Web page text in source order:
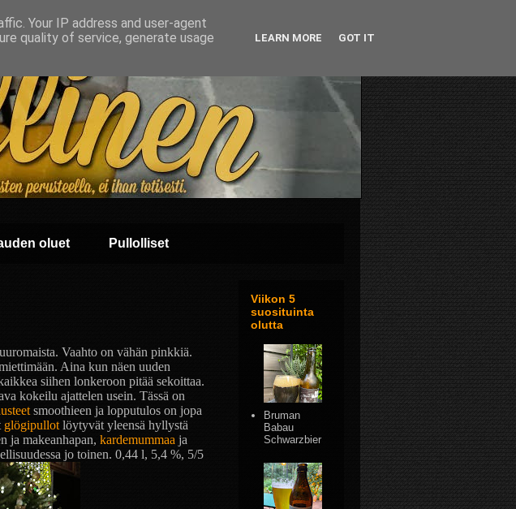
oluet Pullolliset
Vaahto on vähän pinkkiä.
Aina kun näen uuden
siihen lonkeroon pitää sekoittaa.
kokeilu ajattelen usein. Tässä on
smoothieen ja lopputulos on jopa
glögipullot löytyvät yleensä hyllystä
ja makeanhapan, kardemummaa ja
jo toinen. 0,44 l, 5,4 %, 5/5
Viikon 5
suosituinta
olutta
Bruman
Babau
Schwarzbier
Your IP address and user-agent
quality of service, generate usage
LEARN MORE GOT IT